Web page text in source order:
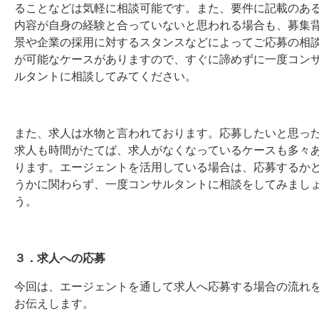
ることなどは気軽に相談可能です。また、要件に記載のあ
内容が自身の経験と合っていないと思われる場合も、募集
景や企業の採用に対するスタンスなどによってご応募の相
が可能なケースがありますので、すぐに諦めずに一度コン
ルタントに相談してみてください。
また、求人は水物と言われております。応募したいと思っ
求人も時間がたてば、求人がなくなっているケースも多々
ります。エージェントを活用している場合は、応募するか
うかに関わらず、一度コンサルタントに相談をしてみまし
う。
３．求人への応募
今回は、エージェントを通して求人へ応募する場合の流れ
お伝えします。